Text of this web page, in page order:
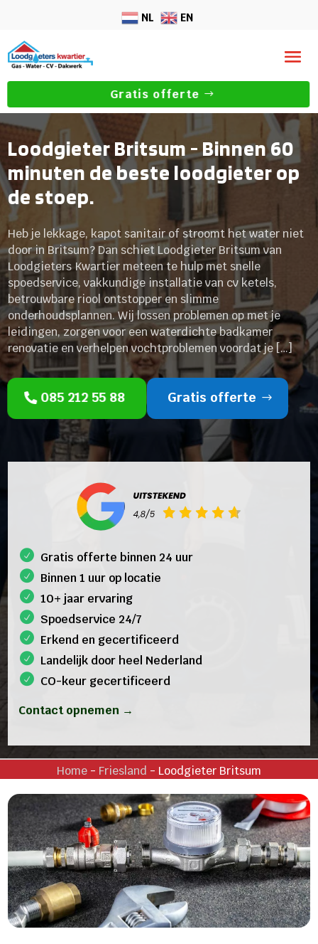
NL EN
Gratis offerte
Loodgieter Britsum - Binnen 60
minuten de beste loodgieter op
de stoep.
Heb je lekkage, kapot sanitair of stroomt het water niet
door in Britsum? Dan schiet Loodgieter Britsum van
Loodgieters Kwartier meteen te hulp met snelle
spoedservice, vakkundige installatie van cv ketels,
betrouwbare riool ontstopper en slimme
onderhoudsplannen. Wij lossen problemen op met je
leidingen, zorgen voor een waterdichte badkamer
renovatie en verhelpen vochtproblemen voordat je […]
085 212 55 88 Gratis offerte
Gratis offerte binnen 24 uur
Binnen 1 uur op locatie
10+ jaar ervaring
Spoedservice 24/7
Erkend en gecertificeerd
Landelijk door heel Nederland
CO-keur gecertificeerd
Contact opnemen →
Home- Friesland - Loodgieter Britsum